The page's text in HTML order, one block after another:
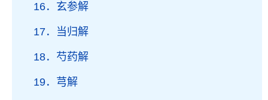
16．玄参解
17．当归解
18．芍药解
19．芎解